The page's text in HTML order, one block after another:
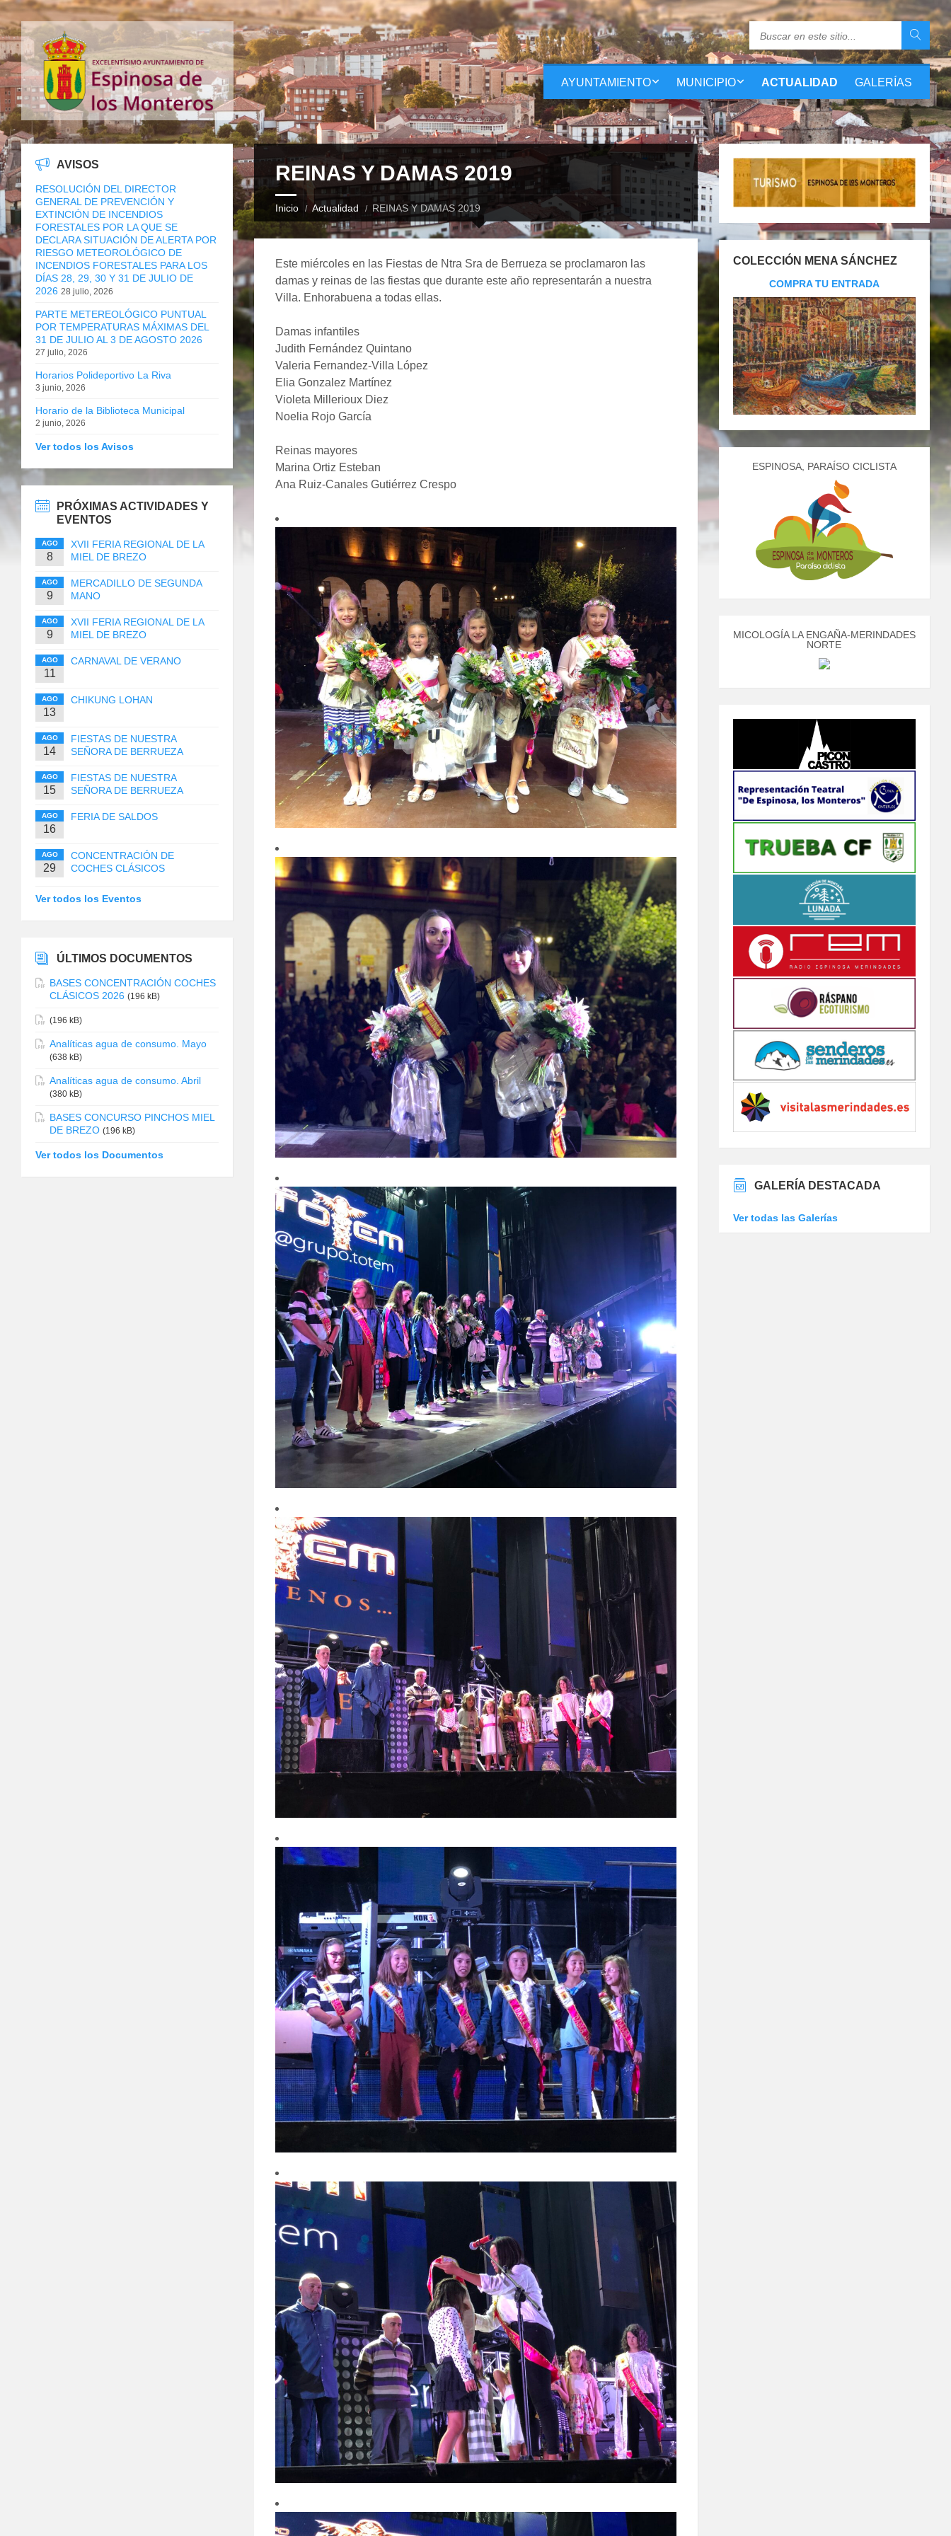
AYUNTAMIENTO MUNICIPIO ACTUALIDAD GALERÍAS
REINAS Y DAMAS 2019
Inicio Actualidad REINAS Y DAMAS 2019
Este miércoles en las Fiestas de Ntra Sra de Berrueza se proclamaron las
damas y reinas de las fiestas que durante este año representarán a nuestra
Villa. Enhorabuena a todas ellas.
Damas infantiles
Judith Fernández Quintano
Valeria Fernandez-Villa López
Elia Gonzalez Martínez
Violeta Millerioux Diez
Noelia Rojo García
Reinas mayores
Marina Ortiz Esteban
Ana Ruiz-Canales Gutiérrez Crespo
AVISOS
RESOLUCIÓN DEL DIRECTOR
GENERAL DE PREVENCIÓN Y
EXTINCIÓN DE INCENDIOS
FORESTALES POR LA QUE SE
DECLARA SITUACIÓN DE ALERTA POR
RIESGO METEOROLÓGICO DE
INCENDIOS FORESTALES PARA LOS
DÍAS 28, 29, 30 Y 31 DE JULIO DE
2026 28 julio, 2026
PARTE METEREOLÓGICO PUNTUAL
POR TEMPERATURAS MÁXIMAS DEL
31 DE JULIO AL 3 DE AGOSTO 2026
27 julio, 2026
Horarios Polideportivo La Riva
3 junio, 2026
Horario de la Biblioteca Municipal
2 junio, 2026
Ver todos los Avisos
PRÓXIMAS ACTIVIDADES Y
EVENTOS
AGO
8
XVII FERIA REGIONAL DE LA
MIEL DE BREZO
AGO
9
MERCADILLO DE SEGUNDA
MANO
AGO
9
XVII FERIA REGIONAL DE LA
MIEL DE BREZO
AGO
11
CARNAVAL DE VERANO
AGO
13
CHIKUNG LOHAN
AGO
14
FIESTAS DE NUESTRA
SEÑORA DE BERRUEZA
AGO
15
FIESTAS DE NUESTRA
SEÑORA DE BERRUEZA
AGO
16
FERIA DE SALDOS
AGO
29
CONCENTRACIÓN DE
COCHES CLÁSICOS
Ver todos los Eventos
ÚLTIMOS DOCUMENTOS
BASES CONCENTRACIÓN COCHES
CLÁSICOS 2026 (196 kB)
(196 kB)
Analíticas agua de consumo. Mayo
(638 kB)
Analíticas agua de consumo. Abril
(380 kB)
BASES CONCURSO PINCHOS MIEL
DE BREZO (196 kB)
Ver todos los Documentos
COLECCIÓN MENA SÁNCHEZ
COMPRA TU ENTRADA
ESPINOSA, PARAÍSO CICLISTA
MICOLOGÍA LA ENGAÑA-MERINDADES
NORTE
GALERÍA DESTACADA
Ver todas las Galerías